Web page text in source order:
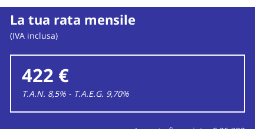
La tua rata mensile
(IVA inclusa)
422 €
T.A.N. 8,5% - T.A.E.G. 9,70%